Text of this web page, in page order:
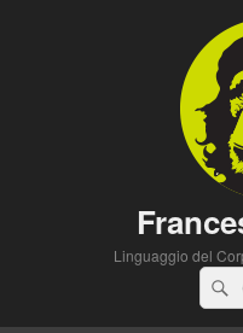
Linguaggio del